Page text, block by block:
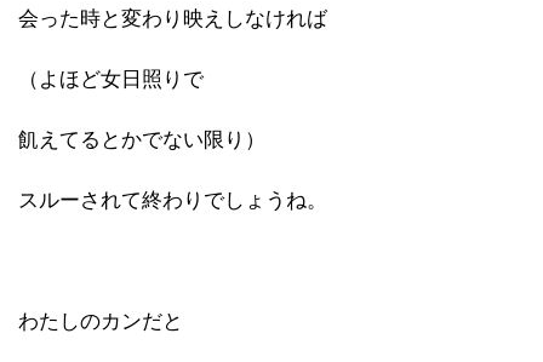
会った時と変わり映えしなければ
（よほど女日照りで
飢えてるとかでない限り）
スルーされて終わりでしょうね。
わたしのカンだと